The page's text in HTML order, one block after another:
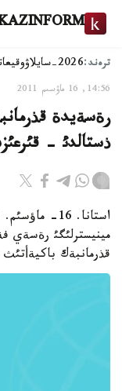
ترەند:2026-سايلاۋ وقيعا
14:56, 16 ماۋسىم 2011
رةسةيدة
ذستالدئ -
استانا. 16-
مينيسترلئگئ رةسةي
قذرمانبةك